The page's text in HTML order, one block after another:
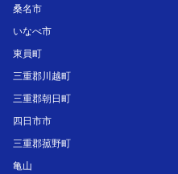
桑名市
いなべ市
東員町
三重郡川越町
三重郡朝日町
四日市市
三重郡菰野町
亀山